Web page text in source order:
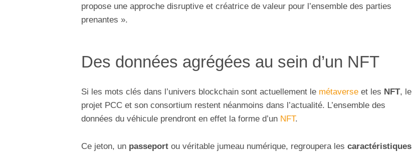
propose une approche disruptive et créatrice de valeur pour l’ensemble des parties
prenantes ».
Des données agrégées au sein d’un NFT
Si les mots clés dans l’univers blockchain sont actuellement le métaverse et les NFT, le
projet PCC et son consortium restent néanmoins dans l’actualité. L’ensemble des
données du véhicule prendront en effet la forme d’un NFT.
Ce jeton, un passeport ou véritable jumeau numérique, regroupera les caractéristiques